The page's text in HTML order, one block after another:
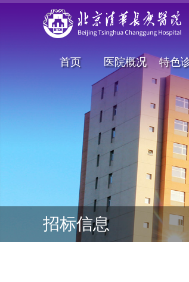
首页 医院概况 特色
招标信息